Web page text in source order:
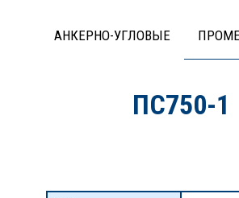
АНКЕРНО-УГЛОВЫЕ
ПС750-1